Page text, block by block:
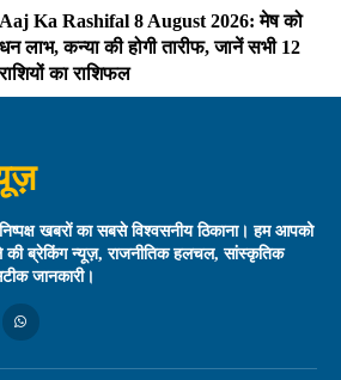
Aaj Ka Rashifal 8 August 2026: मेष को
धन लाभ, कन्या की होगी तारीफ, जानें सभी 12
राशियों का राशिफल
खबरों का सबसे विश्वसनीय ठिकाना। हम आपको
ब्रेकिंग न्यूज़, राजनीतिक हलचल, सांस्कृतिक
जानकारी।